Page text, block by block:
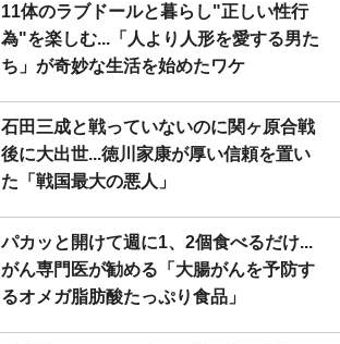
11体のラブドールと暮らし"正しい性行
為"を楽しむ...「人より人形を愛する男た
ち」が奇妙な生活を始めたワケ
石田三成と戦っていないのに関ヶ原合戦
後に大出世...徳川家康が厚い信頼を置い
た「戦国最大の悪人」
パカッと開けて週に1、2個食べるだけ...
がん専門医が勧める「大腸がんを予防す
るオメガ脂肪酸たっぷり食品」